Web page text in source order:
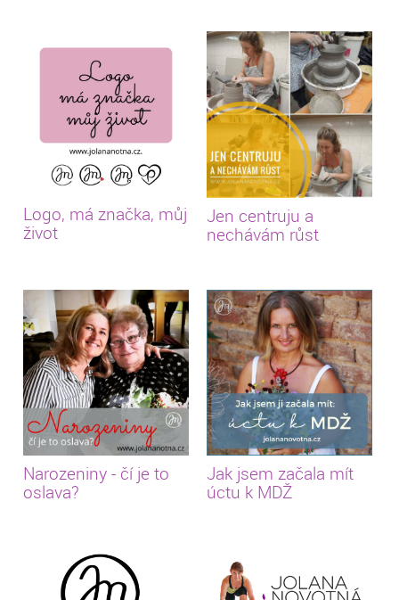
Logo, má značka, můj
život
Jen centruju a
nechávám růst
Narozeniny - čí je to
oslava?
Jak jsem začala mít
úctu k MDŽ